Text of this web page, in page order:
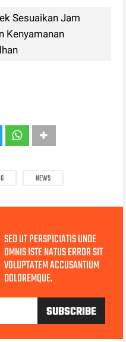
Sesuaikan Jam
Kenyamanan
NEWS
SED UT PERSPICIATIS UNDE
OMNIS ISTE NATUS ERROR SIT
VOLUPTATEM ACCUSANTIUM
DOLOREMQUE.